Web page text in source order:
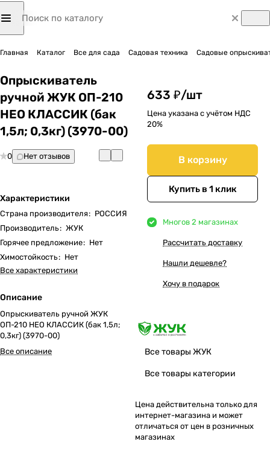
Главная Каталог Все для сада Садовая техника Садовые
Опрыскиватель
ручной ЖУК ОП-210
НЕО КЛАССИК (бак
1,5л; 0,3кг) (3970-00)
0 Нет отзывов
Характеристики
Страна производителя: РОССИЯ
Производитель: ЖУК
Горячее предложение: Нет
Химостойкость: Нет
Все характеристики
Описание
Опрыскиватель ручной ЖУК
ОП-210 НЕО КЛАССИК (бак 1,5л;
0,3кг) (3970-00)
Все описание
633 ₽/шт
Цена указана с учётом НДС
20%
В корзину
Купить в 1 клик
Многов 2 магазинах
Рассчитать доставку
Нашли дешевле?
Хочу в подарок
Все товары ЖУК
Все товары категории
Цена действительна только для
интернет-магазина и может
отличаться от цен в розничных
магазинах